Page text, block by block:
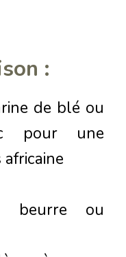
:
de blé ou
pour une
ou